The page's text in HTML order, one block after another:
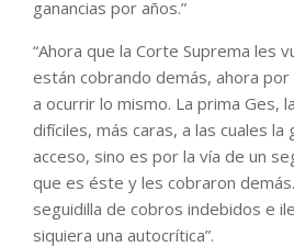
ganancias por años.”
“Ahora que la Corte Suprema les
están cobrando demás, ahora por
a ocurrir lo mismo. La prima Ges,
difíciles, más caras, a las cuales
acceso, sino es por la vía de un
que es éste y les cobraron
seguidilla de cobros indebidos e
siquiera una autocrítica”.